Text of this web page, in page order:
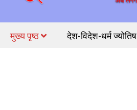
मुख्य पृष्ठ देश-विदेश-धर्म ज्योतिष